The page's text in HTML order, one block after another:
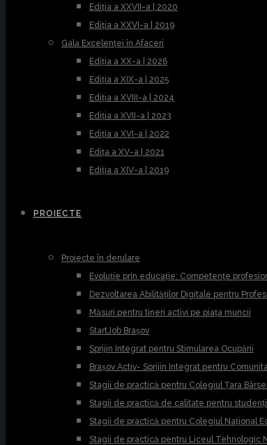
Ediția a XXVII-a | 2020
Ediția a XXVI-a | 2019
Gala Excelenței în Afaceri
Ediția a XX-a | 2026
Ediția a XIX-a | 2025
Ediția a XVIII-a | 2024
Ediția a XVII-a | 2023
Ediția a XVI-a | 2022
Edița a XV-a | 2021
Ediția a XIV-a | 2019
PROIECTE
Proiecte în derulare
Evoluție prin educație: Competențe
Dezvoltarea Abilităților Digitale pentru
Măsuri pentru tineri activi pe piața muncii
StartJob Brașov
Sprijin Integrat pentru Stimularea Ocupării
Brașov Activ- Sprijin Integrat pentru
Stagii de practică pentru Colegiul Țara
Stagii de practică de calitate pentru
Stagii de practică pentru Colegiul Național
Stagii de practică pentru Liceul Tehnologic